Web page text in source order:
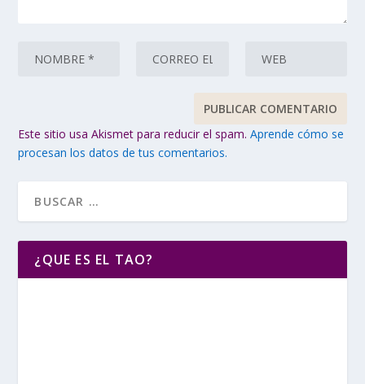
Este sitio usa Akismet para reducir el spam.Aprende cómo se
procesan los datos de tus comentarios.
¿QUE ES EL TAO?